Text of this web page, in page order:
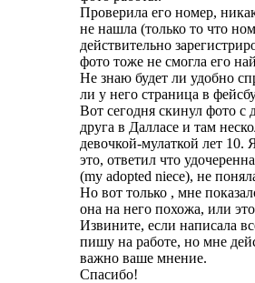
Проверила его номер,
не нашла (только то что
действительно
фото тоже не смогла его
Не знаю будет ли удобно
ли у него страница в
Вот сегодня скинул фото с
друга в Далласе и там
девочкой-мулаткой лет 10.
это, ответил что
(my adopted niece), не
Но вот только , мне
она на него похожа, или
Извините, если написала
пишу на работе, но мне
важно ваше мнение.
Спасибо!